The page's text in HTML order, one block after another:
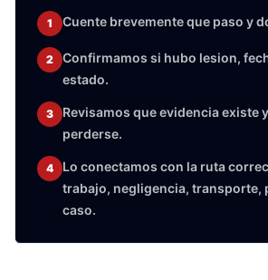
1 Cuente brevemente que paso y
2
Confirmamos si hubo lesion,
estado.
3
Revisamos que evidencia existe
perderse.
4
Lo conectamos con la ruta
trabajo, negligencia, transporte,
caso.